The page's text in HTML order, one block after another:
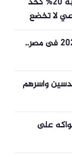
لا تخضع
المدنيين
سعر الذهب عيار 24 اليوم 3-6-2026 فى مصر..
وأسرهم
على